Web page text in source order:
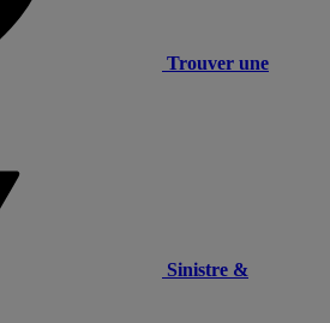
Trouver une
Sinistre &